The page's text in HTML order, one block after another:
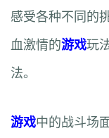
感受各种不同的
血激情的游戏玩
法。
游戏中的战斗场